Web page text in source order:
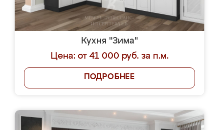
Кухня "Зима"
Цена: от 41 000 руб. за п.м.
ПОДРОБНЕЕ